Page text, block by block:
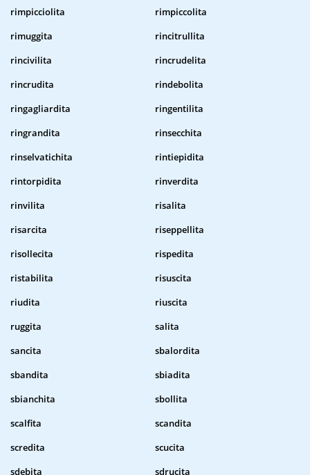
rimpicciolita
rimpiccolita
rimuggita
rincitrullita
rincivilita
rincrudelita
rincrudita
rindebolita
ringagliardita
ringentilita
ringrandita
rinsecchita
rinselvatichita
rintiepidita
rintorpidita
rinverdita
rinvilita
risalita
risarcita
riseppellita
risollecita
rispedita
ristabilita
risuscita
riudita
riuscita
ruggita
salita
sancita
sbalordita
sbandita
sbiadita
sbianchita
sbollita
scalfita
scandita
scredita
scucita
sdebita
sdrucita